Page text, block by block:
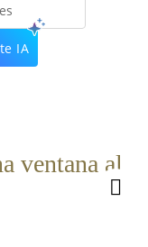
IA
ventana al